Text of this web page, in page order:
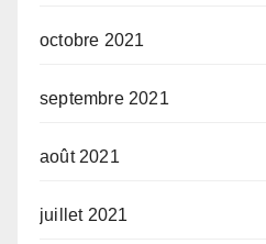
octobre 2021
septembre 2021
août 2021
juillet 2021